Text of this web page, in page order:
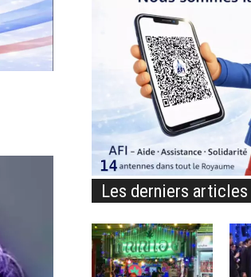
Les derniers articles